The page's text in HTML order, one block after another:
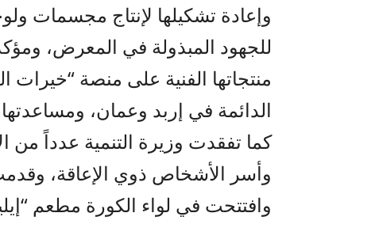
وإعادة تشكيلها لإنتاج مجسمات
للجهود المبذولة في المعرض،
منتجاتها الفنية على منصة “خيرات
الدائمة في إربد وعمان،
كما تفقدت وزيرة التنمية عدداً من
وأسر الأشخاص ذوي الإعاقة،
وافتتحت في لواء الكورة مطعم